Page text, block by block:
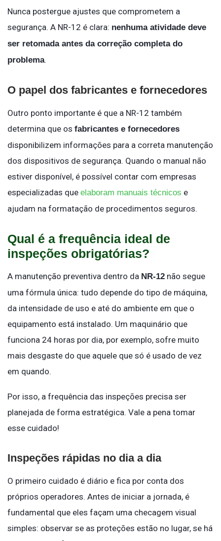
Nunca postergue ajustes que comprometem a
segurança. A NR-12 é clara: nenhuma atividade deve
ser retomada antes da correção completa do
problema.
O papel dos fabricantes e fornecedores
Outro ponto importante é que a NR-12 também
determina que os fabricantes e fornecedores
disponibilizem informações para a correta manutenção
dos dispositivos de segurança. Quando o manual não
estiver disponível, é possível contar com empresas
especializadas que elaboram manuais técnicos e
ajudam na formatação de procedimentos seguros.
Qual é a frequência ideal de
inspeções obrigatórias?
A manutenção preventiva dentro da NR-12 não segue
uma fórmula única: tudo depende do tipo de máquina,
da intensidade de uso e até do ambiente em que o
equipamento está instalado. Um maquinário que
funciona 24 horas por dia, por exemplo, sofre muito
mais desgaste do que aquele que só é usado de vez
em quando.
Por isso, a frequência das inspeções precisa ser
planejada de forma estratégica. Vale a pena tomar
esse cuidado!
Inspeções rápidas no dia a dia
O primeiro cuidado é diário e fica por conta dos
próprios operadores. Antes de iniciar a jornada, é
fundamental que eles façam uma checagem visual
simples: observar se as proteções estão no lugar, se há